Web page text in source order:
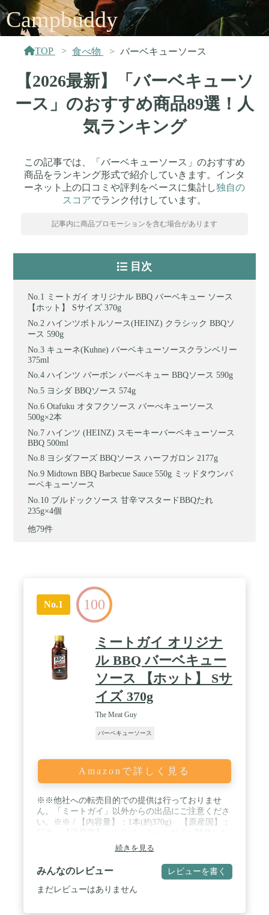
Campbuddy
TOP 食べ物 バーベキューソース
【2026最新】「バーベキューソ
ース」のおすすめ商品89選！人
気ランキング
この記事では、「バーベキューソース」のおすすめ
商品をランキング形式で紹介していきます。インタ
ーネット上の口コミや評判をベースに集計し独自の
スコアでランク付けしています。
記事内に商品プロモーションを含む場合があります
目次
ミートガイ オリジナル BBQ バーベキュー ソース
【ホット】 Sサイズ 370g
ハインツボトルソース(HEINZ) クラシック BBQソ
ース 590g
キューネ(Kuhne) バーベキューソースクランベリー
375ml
ハインツ バーボン バーベキュー BBQソース 590g
ヨシダ BBQソース 574g
Otafuku オタフクソース バーべキューソース
500g×2本
ハインツ (HEINZ) スモーキーバーベキューソース
BBQ 500ml
ヨシダフーズ BBQソース ハーフガロン 2177g
Midtown BBQ Barbecue Sauce 550g ミッドタウンバ
ーベキューソース
ブルドックソース 甘辛マスタードBBQたれ
235g×4個
他79件
No.1 100
ミートガイ オリジナ
ル BBQ バーベキュー
ソース 【ホット】 Sサ
イズ 370g
The Meat Guy
バーベキューソース
Amazonで詳しく見る
※※他社への転売目的での提供は行っておりませ
ん。「ミートガイ」以外からの出品にご注意くださ
い。※※ / 【内容量】：1本(約370g) 【原産国】：
オリジナルバーベキューソース！ 激辛という訳では
ないのですが、程好くピリッとした辛さと濃厚な味
わい、スモークの香りが必ず癖になります。アレン
ジＯＫ！ こちらのソースはお料理にも大活躍！豚な
どのスペアリブを一晩バーベキューソースに漬け込
続きを見る
みんなのレビュー レビューを書く
まだレビューはありません